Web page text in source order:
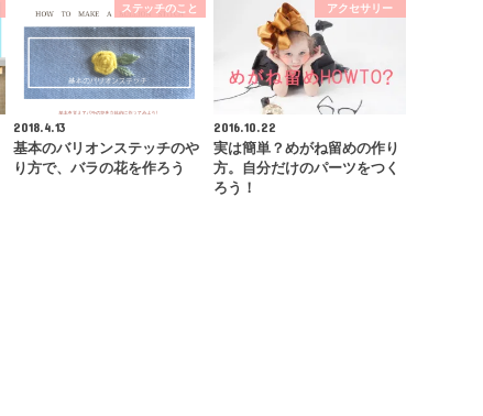
ステッチのこと
2018.4.13
基本のバリオンステッチのや
り方で、バラの花を作ろう
アクセサリー
2016.10.22
実は簡単？めがね留めの作り
方。自分だけのパーツをつく
ろう！